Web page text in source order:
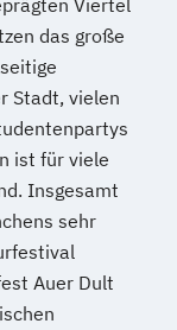
das große
Stadt, vielen
ist für viele
Insgesamt
sehr
Auer Dult